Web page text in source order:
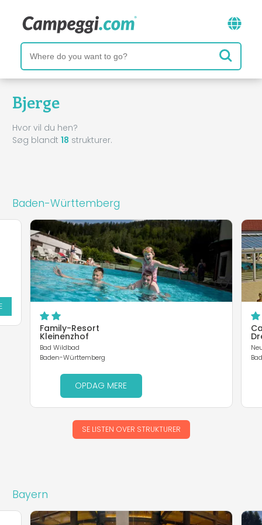
Bjerge
Hvor vil du hen?
Søg blandt 18 strukturer.
Baden-Württemberg
Family-Resort
Kleinenzhof
Bad Wildbad
Baden-Württemberg
OPDAG MERE
SE LISTEN OVER STRUKTURER
Bayern